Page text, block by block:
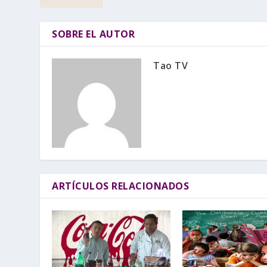
SOBRE EL AUTOR
Tao TV
ARTÍCULOS RELACIONADOS